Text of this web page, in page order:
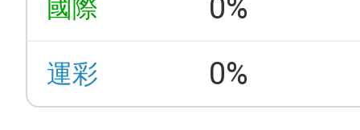
國際 0%
運彩 0%